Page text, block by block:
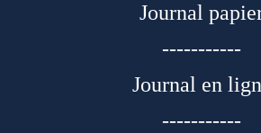
Journal
-----------
Journal en
-----------